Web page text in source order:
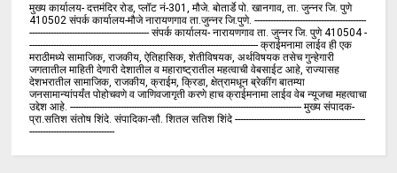
मुख्य कार्यालय- दत्तमंदिर रोड, प्लॉट नं-301, मौजे. बोतार्डे पो. खानगाव, ता. जुन्नर जि. पुणे
410502 संपर्क कार्य‍ालय-मौजे नारायणगाव ता.जुन्नर जि.पुणे. ------------------------------------------
--------------------------------------------- संपर्क कार्यालय- नारायणगाव ता. जुन्नर जि. पुणे 410504 -
-------------------------------------------------------------------------------------- क्राईमनामा लाईव ही एक
मराठीमध्ये सामाजिक, राजकीय, ऐतिहासिक, शेतीविषयक, अर्थविषयक तसेच गुन्हेगारी
जगतातील माहिती देणारी देशातील व महाराष्ट्रातील महत्वाची वेबसाईट आहे, राज्यासह
देशभरातील सामाजिक, राजकीय, क्राईम, क्रिडा, क्षेत्रामधून ब्रेकींग बातम्या
जनसामान्यांपर्यंत पोहोचवणे व जाणिवजागृती करणे हाच क्राईमनामा लाईव वेब न्यूजचा महत्वाचा
उद्देश आहे. --------------------------------------------------------------------------------------- मुख्य संपादक-
प्रा.सतिश संतोष शिंदे. संपादिका-सौ. शितल सतिश शिंदे -------------------------------------------------
--------------------------------